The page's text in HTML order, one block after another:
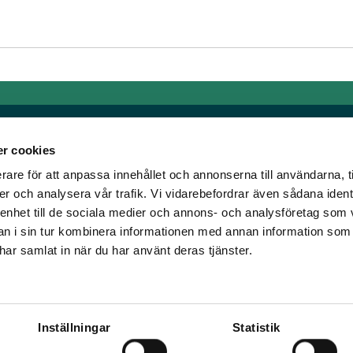
cookies
för att anpassa innehållet och annonserna till användarna,
och analysera vår trafik. Vi vidarebefordrar även sådana
till de sociala medier och annons- och analysföretag som
i sin tur kombinera informationen med annan information
samlat in när du har använt deras tjänster.
Inställningar Statistik
horse racing!
was founded, we
Links
General auction terms and
conditions